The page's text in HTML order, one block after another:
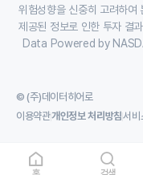
위험성향을 신중히 고려하여
제공된 정보로 인한 투자 결
Data Powered by
© (주)데이터히어로
이용약관개인정보 처리방침서비